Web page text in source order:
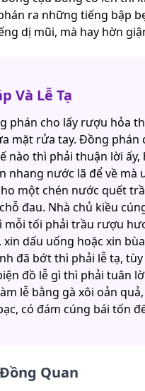
ra những tiếng bập
dị mũi, mà hay hờn
Và Lễ Tạ
phán cho lấy rượu hỏa
mặt rửa tay. Đồng phán
nào thì phải thuận lời ấy,
nhang nước lã để về mà
một chén nước quết
đau. Nhà chủ kiều
mỗi tối phải trầu rượu
xin dấu uống hoặc xin
đã bớt thì phải lễ tạ,
đồ lễ gì thì phải tuân
lễ bằng gà xôi oản
có đám cúng bái tốn
Quan